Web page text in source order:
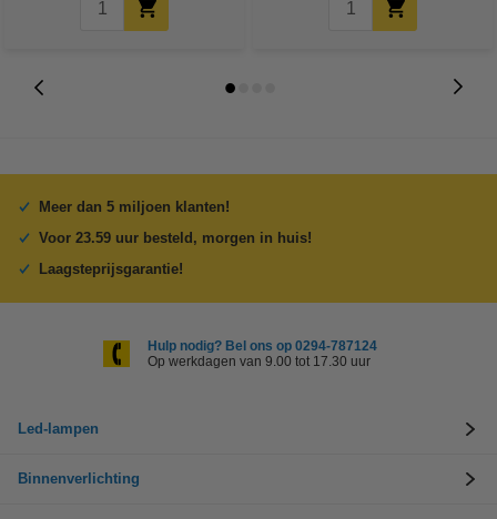
Meer dan 5 miljoen klanten!
Voor 23.59 uur besteld, morgen in huis!
Laagsteprijsgarantie!
Hulp nodig? Bel ons op 0294-787124
Op werkdagen van 9.00 tot 17.30 uur
Led-lampen
Binnenverlichting